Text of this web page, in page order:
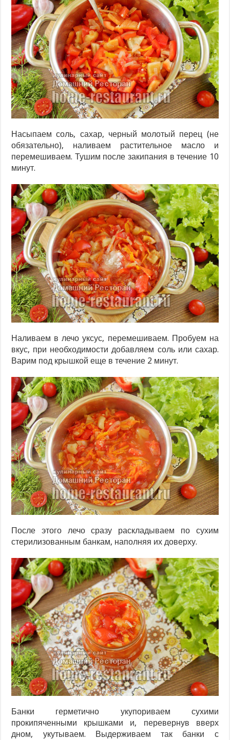
Насыпаем соль, сахар, черный молотый перец (не
обязательно), наливаем растительное масло и
перемешиваем. Тушим после закипания в течение 10
минут.
Наливаем в лечо уксус, перемешиваем. Пробуем на
вкус, при необходимости добавляем соль или сахар.
Варим под крышкой еще в течение 2 минут.
После этого лечо сразу раскладываем по сухим
стерилизованным банкам, наполняя их доверху.
Банки герметично укупориваем сухими
прокипяченными крышками и, перевернув вверх
дном, укутываем. Выдерживаем так банки с